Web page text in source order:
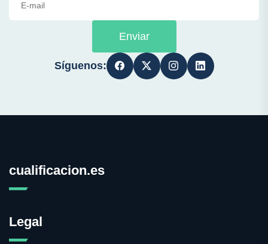
Enviar
Síguenos:
cualificacion.es
Legal